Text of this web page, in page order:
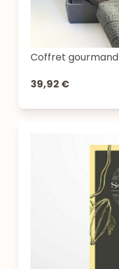
Coffret gourmand
39,92 €